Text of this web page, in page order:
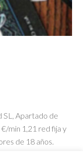
Apartado de
min 1,21 red fija y
de 18 años.